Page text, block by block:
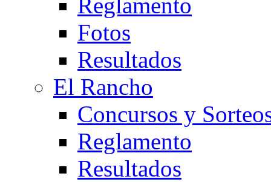
Fotos
Resultados
El Rancho
Concursos y
Reglamento
Resultados